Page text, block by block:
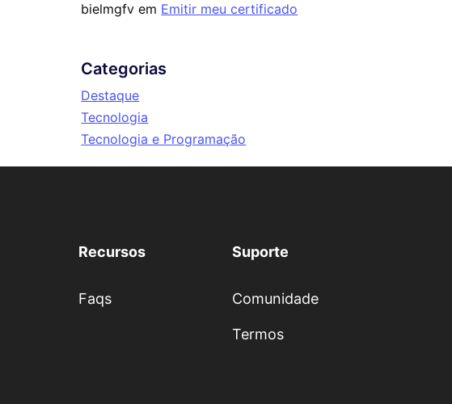
bielmgfv em Emitir meu certificado
Categorias
Destaque
Tecnologia
Tecnologia e Programação
Recursos
Faqs
Suporte
Comunidade
Termos